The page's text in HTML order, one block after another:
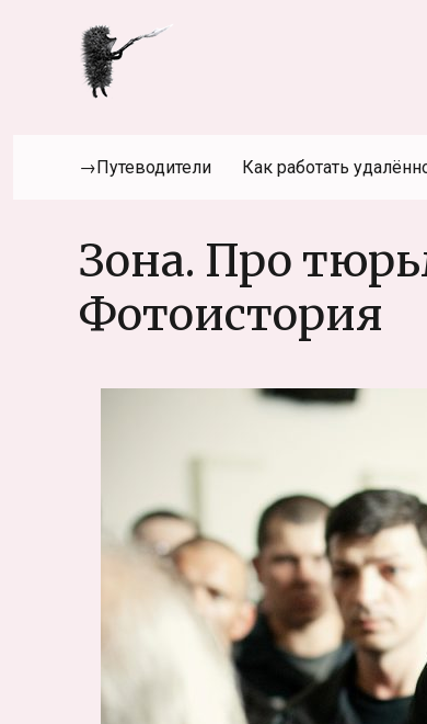
→Путеводители Как работать
Зона. Про
Фотоистория